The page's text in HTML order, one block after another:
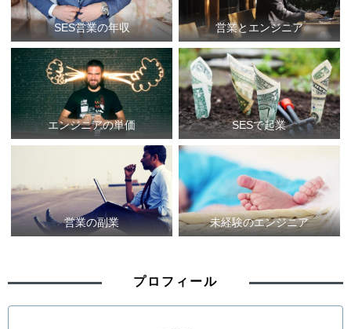
SES営業の年収 営業とエンジニア
エンジニアの単価 SESで起業
営業の副業 未経験のエンジニア
プロフィール